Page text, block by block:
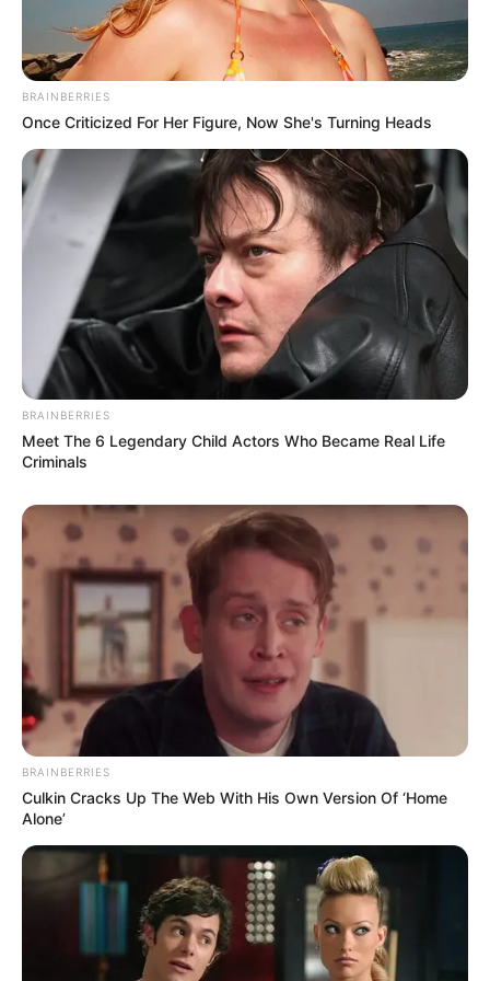
Κυριακή, 2 Οκτωβρίου 2022, 12:14
Ο ΠΟΥ υπό έλεγχο: παρατυπίες...
Δεν χρωστάμε σε κανέναν,
αυτοί χρωστούν σε εμάς τα
Η επιστήμη θα πρέπει να
ανήκει στους ανθρώπους και
όχι στο Νταβός...
ΓΙΑΤΙ ΑΠΟΦΑΣΗΣΑ ΝΑ
ήταν οι πραγματικοί...
Υγειονομικοί: Επιστολή-κόλαφος στην
επέτειο των αναστολών..
Παρασκευή, 2 Σεπτεμβρίου 2022, 15:39
Υγειονομικοί: Επιστολή-κόλαφος στην επέτειο των...
BRAINBERRIES
Once Criticized For Her Figure, Now She's Turning Heads
BRAINBERRIES
Meet The 6 Legendary Child Actors Who Became Real Life
Criminals
BRAINBERRIES
Culkin Cracks Up The Web With His Own Version Of ‘Home
Alone’